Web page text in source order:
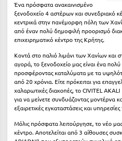
Νέοι Πόροι Πιερίας
Ξ
Ο
Ορεινή Αρκαδία
Ορεινή Ναυπακτία
Π
Ένα πρόσφατα ανακαινισμένο
ξενοδοχείο 4 αστέρων και συνεδριακό
κεντρικά στην πανέμορφη πόλη των
από έναν πολύ δημοφιλή προορισμό
επιχειρηματικό κέντρο της Κρήτης.
Κοντά στο παλιό λιμάνι των Χανίων και
αγορά, το ξενοδοχείο μας είναι ένα πολύ
προσφέροντας καταλύματα με τα
από 20 χρόνια. Είτε πρόκειται για
χαλαρωτικές διακοπές, το CIVITEL AKALI
για να μείνετε συνδυάζοντας μοντέρνα
εξαιρετικές εγκαταστάσεις και
Μόλις πρόσφατα λειτούργησε, το νέο
κέντρο. Αποτελείται από 3 αίθουσες